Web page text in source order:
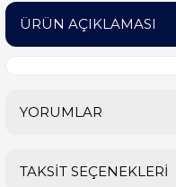
ÜRÜN AÇIKLAMASI
YORUMLAR
TAKSİT SEÇENEKLERİ